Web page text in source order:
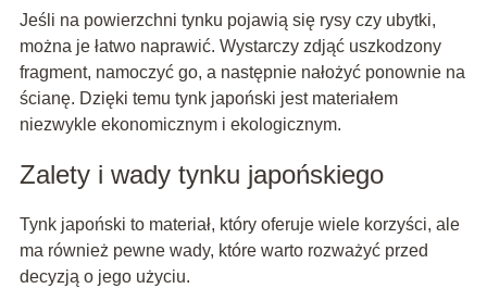
Jeśli na powierzchni tynku pojawią się rysy czy ubytki,
można je łatwo naprawić. Wystarczy zdjąć uszkodzony
fragment, namoczyć go, a następnie nałożyć ponownie na
ścianę. Dzięki temu tynk japoński jest materiałem
niezwykle ekonomicznym i ekologicznym.
Zalety i wady tynku japońskiego
Tynk japoński to materiał, który oferuje wiele korzyści, ale
ma również pewne wady, które warto rozważyć przed
decyzją o jego użyciu.